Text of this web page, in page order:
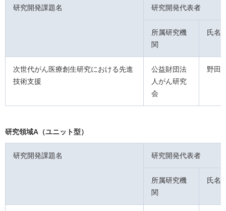
研究開発課題名 研究開発代表者
所属研究機
関
氏名
次世代がん医療創生研究における先進
技術支援
公益財団法
人がん研究
会
野田
研究領域A（ユニット型）
研究開発課題名 研究開発代表者
所属研究機
関
氏名